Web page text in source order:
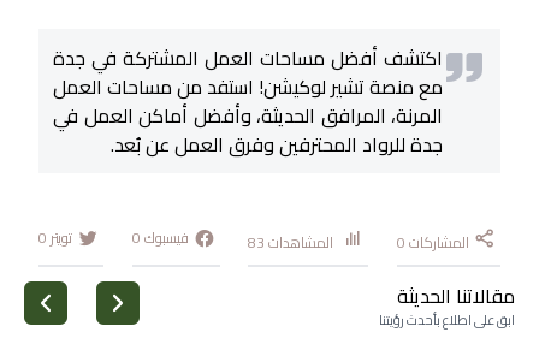
اكتشف أفضل مساحات العمل المشتركة في جدة
مع منصة تشير لوكيشن! استفد من مساحات العمل
المرنة، المرافق الحديثة، وأفضل أماكن العمل في
جدة للرواد المحترفين وفرق العمل عن بُعد.
المشاركات0 المشاهدات83 فيسبوك0 تويتر0
مقالاتنا الحديثة
ابق على اطلاع بأحدث رؤيتنا